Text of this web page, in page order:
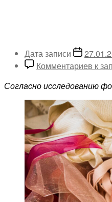
Дата записи
Комментариев к
Согласно исследованию